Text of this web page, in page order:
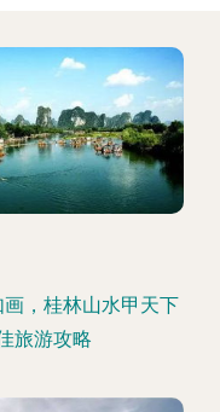
，桂林山水甲天下
旅游攻略